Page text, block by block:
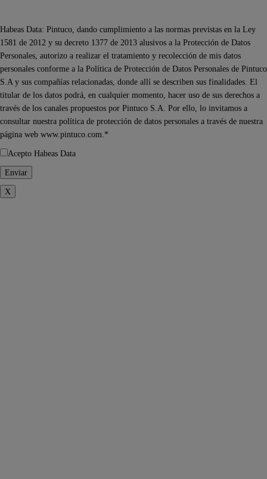
Habeas Data: Pintuco, dando cumplimiento a las normas previstas en la Ley
1581 de 2012 y su decreto 1377 de 2013 alusivos a la Protección de Datos
Personales, autorizo a realizar el tratamiento y recolección de mis datos
personales conforme a la Política de Protección de Datos Personales de Pintuco
S.A y sus compañías relacionadas, donde allí se describen sus finalidades. El
titular de los datos podrá, en cualquier momento, hacer uso de sus derechos a
través de los canales propuestos por Pintuco S.A. Por ello, lo invitamos a
consultar nuestra política de protección de datos personales a través de nuestra
página web www.pintuco.com.*
Acepto Habeas Data
X